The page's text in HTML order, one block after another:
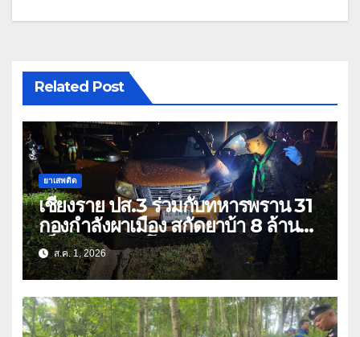
Related Post
ยาเสพติด
เชียงราย ปส.3 ร่วมกับทหารพราน 31
กองกำลังผาเมือง สกัดยาบ้า 8 ล้าน
เม็ด เครือข่าย โล่ง แซ่ลี
ส.ค. 1, 2026